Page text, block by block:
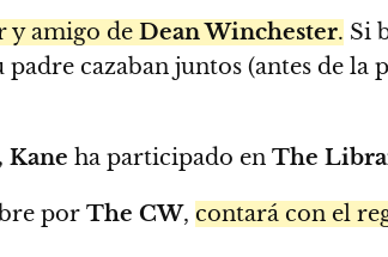
y amigo de Dean Winchester. Si
padre cazaban juntos (antes de
Kane ha participado en The
por The CW, contará con el